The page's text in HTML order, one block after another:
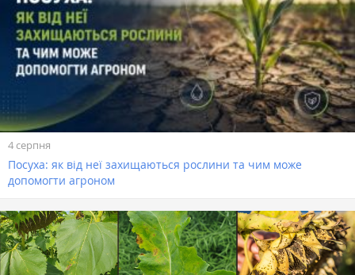
4 серпня
Посуха: як від неї захищаються рослини та чим може
допомогти агроном